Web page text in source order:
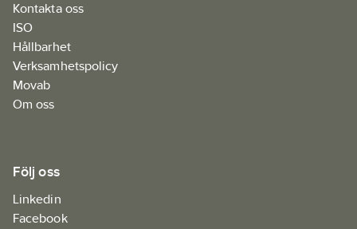
Kontakta oss
ISO
Hållbarhet
Verksamhetspolicy
Movab
Om oss
Följ oss
Linkedin
Facebook